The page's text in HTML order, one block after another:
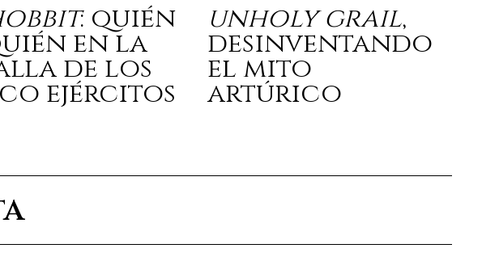
: quién
en la
de los
ejércitos
unholy grail,
desinventando
el mito
artúrico